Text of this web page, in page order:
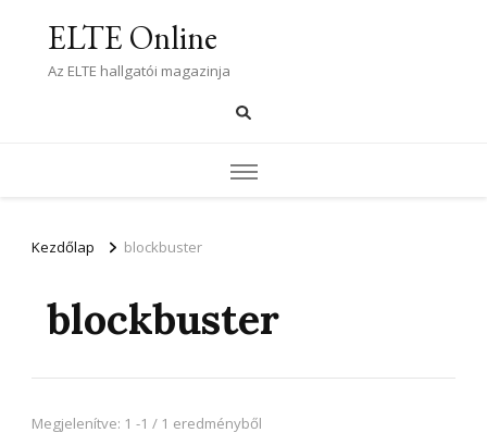
ELTE Online
Az ELTE hallgatói magazinja
Kezdőlap blockbuster
blockbuster
Megjelenítve: 1 -1 / 1 eredményből